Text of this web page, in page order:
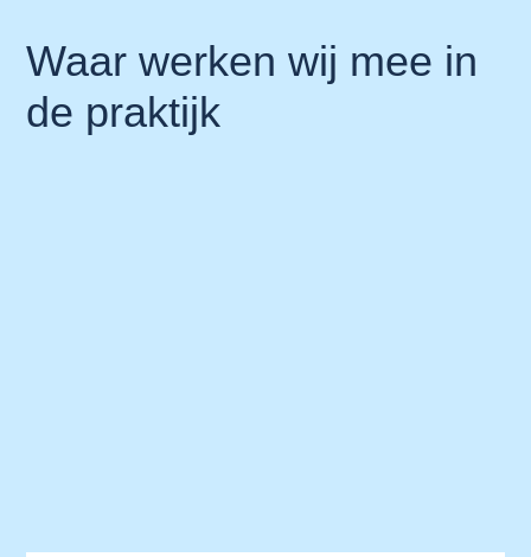
Waar werken wij mee in
de praktijk